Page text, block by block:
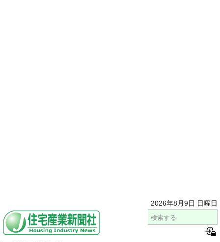
2026年8月9日 日曜日